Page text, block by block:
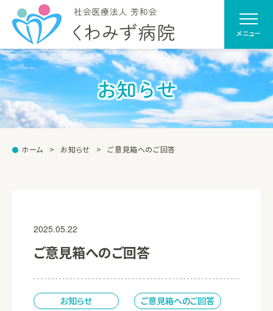
メニュー
お知らせ
ホーム お知らせ ご意見箱へのご回答
2025.05.22
ご意見箱へのご回答
お知らせ ご意見箱へのご回答